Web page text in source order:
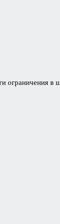
ограничения в